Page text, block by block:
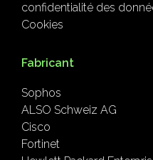
confidentialité des
Cookies
Fabricant
Sophos
ALSO Schweiz AG
Cisco
Fortinet